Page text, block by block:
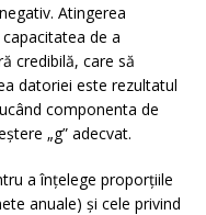
Atingerea
de a
credibilă, care să
datoriei este rezultatul
componenta de
„g” adecvat.
a înțelege proporțiile
anuale) și cele privind